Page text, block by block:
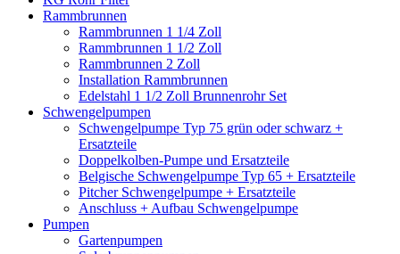
Rammbrunnen
Rammbrunnen 1 1/4 Zoll
Rammbrunnen 1 1/2 Zoll
Rammbrunnen 2 Zoll
Installation Rammbrunnen
Edelstahl 1 1/2 Zoll Brunnenrohr Set
Schwengelpumpen
Schwengelpumpe Typ 75 grün oder schwarz +
Ersatzteile
Doppelkolben-Pumpe und Ersatzteile
Belgische Schwengelpumpe Typ 65 + Ersatzteile
Pitcher Schwengelpumpe + Ersatzteile
Anschluss + Aufbau Schwengelpumpe
Pumpen
Gartenpumpen